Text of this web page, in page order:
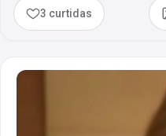
3 curtidas